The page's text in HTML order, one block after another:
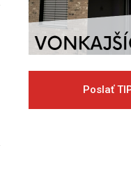
Poslať